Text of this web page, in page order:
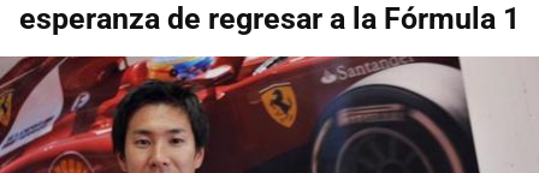
esperanza de regresar a la Fórmula 1